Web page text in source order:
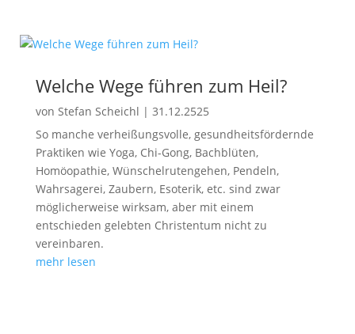
Welche Wege führen zum Heil?
von Stefan Scheichl | 31.12.2525
So manche verheißungsvolle, gesundheitsfördernde
Praktiken wie Yoga, Chi-Gong, Bachblüten,
Homöopathie, Wünschelrutengehen, Pendeln,
Wahrsagerei, Zaubern, Esoterik, etc. sind zwar
möglicherweise wirksam, aber mit einem
entschieden gelebten Christentum nicht zu
vereinbaren.
mehr lesen